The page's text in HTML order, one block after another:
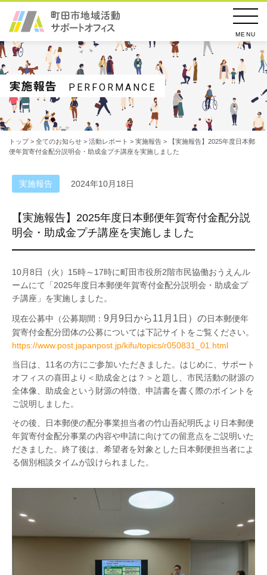
MENU
実施報告 PERFORMANCE
トップ> 全てのお知らせ > 活動レポート > 実施報告 > 【実施報告】2025年度日本郵
便年賀寄付金配分説明会・助成金プチ講座を実施しました
実施報告 2024年10月18日
【実施報告】2025年度日本郵便年賀寄付金配分説
明会・助成金プチ講座を実施しました
10月8日（火）15時～17時に町田市役所2階市民協働おうえんル
ームにて「2025年度日本郵便年賀寄付金配分説明会・助成金プ
チ講座」を実施しました。
現在公募中（公募期間： 9月9日から11 月1日）の日本郵便年
賀寄付金配分団体の公募については下記サイトをご覧ください。
https://www.post.japanpost.jp/kifu/topics/r050831_01.html
当日は、11名の方にご参加いただきました。はじめに、サポート
オフィスの喜田より＜助成金とは？＞と題し、市民活動の財源の
全体像、助成金という財源の特徴、申請書を書く際のポイントを
ご説明しました。
その後、日本郵便の配分事業担当者の竹山吾紀明氏より日本郵便
年賀寄付金配分事業の内容や申請に向けての留意点をご説明いた
だきました。終了後は、希望者を対象とした日本郵便担当者によ
る個別相談タイムが設けられました。